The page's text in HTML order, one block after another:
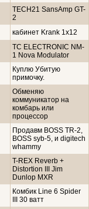
TECH21 SansAmp GT-
2
кабинет Krank 1x12
TC ELECTRONIC NM-
1 Nova Modulator
Куплю Убитую
примочку.
Обменяю
коммуникатор на
комбарь или
процессор
Продавм BOSS TR-2,
BOSS syb-5, и digitech
whammy
T-REX Reverb +
Distortion III Jim
Dunlop MXR
Комбик Line 6 Spider
III 30 ватт